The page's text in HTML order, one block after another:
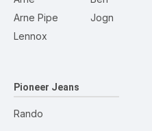
Arne Pipe
Lennox
Jogn
Pioneer Jeans
Rando